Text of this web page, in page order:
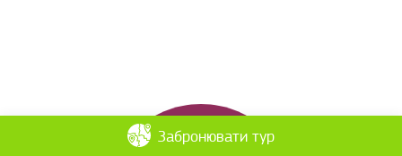
Забронювати тур